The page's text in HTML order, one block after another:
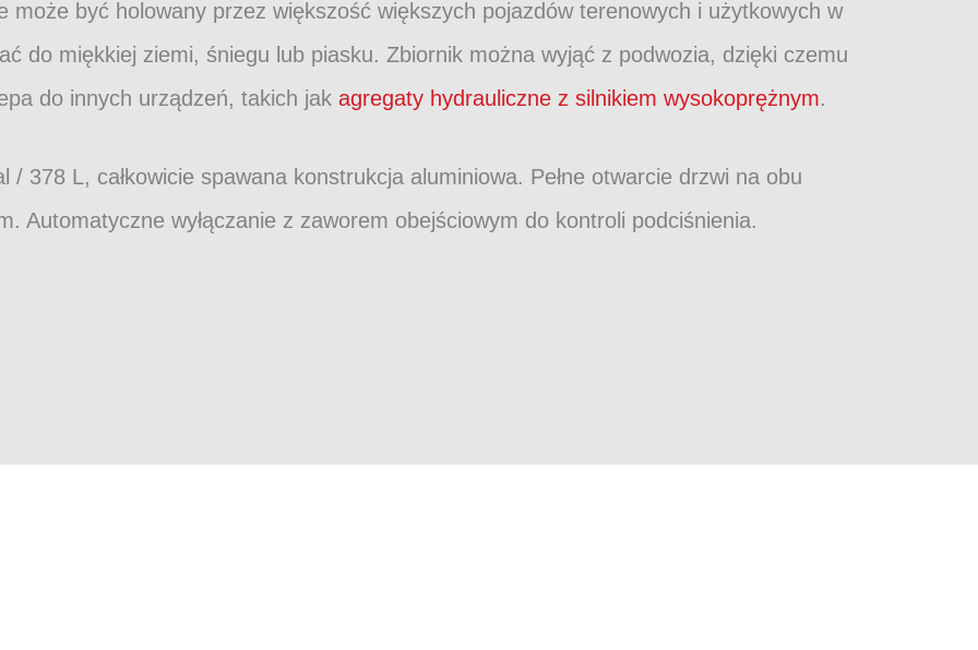
​​może być holowany przez większość większych pojazdów terenowych i użytkowych w
do miękkiej ziemi, śniegu lub piasku. Zbiornik można wyjąć z podwozia, dzięki czemu
do innych urządzeń, takich jak agregaty hydrauliczne z silnikiem wysokoprężnym.
378 L, całkowicie spawana konstrukcja aluminiowa. Pełne otwarcie drzwi na obu
Automatyczne wyłączanie z zaworem obejściowym do kontroli podciśnienia.